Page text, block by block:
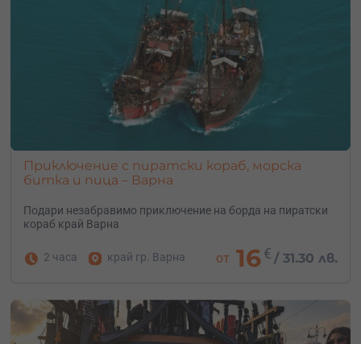
Приключение с пиратски кораб, морска
битка и пица – Варна
Подари незабравимо приключение на борда на пиратски
кораб край Варна
2 часа край гр. Варна от 16€ / 31.30 лв.